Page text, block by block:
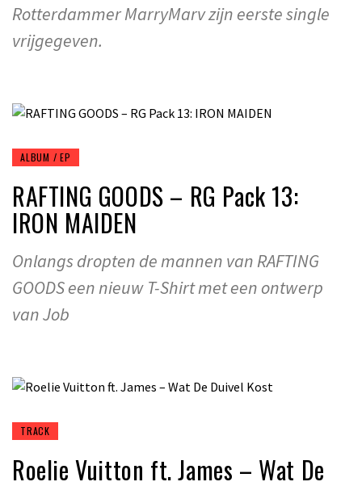
Rotterdammer MarryMarv zijn eerste single
vrijgegeven.
ALBUM / EP
RAFTING GOODS – RG Pack 13:
IRON MAIDEN
Onlangs dropten de mannen van RAFTING
GOODS een nieuw T-Shirt met een ontwerp
van Job
TRACK
Roelie Vuitton ft. James – Wat De